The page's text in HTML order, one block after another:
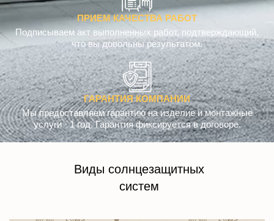
ПРИЕМ КАЧЕСТВА РАБОТ
Подписываем акт выполненных работ, подтверждающий,
что вы довольны результатом.
ГАРАНТИЯ КОМПАНИИ
Мы предоставляем гарантию на изделие и монтажные
услуги - 1 год. Гарантия фиксируется в договоре.
Виды солнцезащитных
систем